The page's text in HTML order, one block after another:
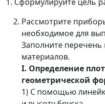
Рассмотрите
необходимое для
Заполните
материалов.
I. Определение
геометрической
1) С помощью